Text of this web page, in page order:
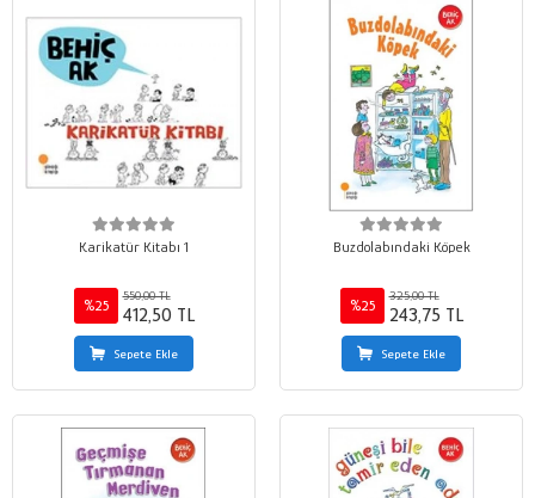
Karikatür Kitabı 1
%25
550,00 TL
412,50 TL
Sepete Ekle
Buzdolabındaki Köpek
%25
325,00 TL
243,75 TL
Sepete Ekle